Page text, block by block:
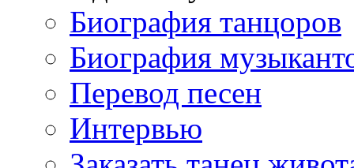
Биография танцоров
Биография
Перевод песен
Интервью